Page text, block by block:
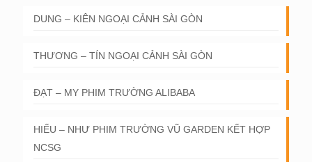
DUNG – KIÊN NGOẠI CẢNH SÀI GÒN
THƯƠNG – TÍN NGOẠI CẢNH SÀI GÒN
ĐẠT – MY PHIM TRƯỜNG ALIBABA
HIẾU – NHƯ PHIM TRƯỜNG VŨ GARDEN KẾT HỢP
NCSG